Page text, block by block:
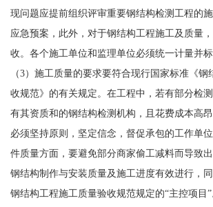
现问题应提前组织评审重要钢结构检测工程的
应急预案，此外，对于钢结构工程施工及质量
收。各个施工单位和监理单位必须统一计量并标
（3）施工质量的要求要符合现行国家标准《
收规范》的有关规定。在工程中，若有部分检
有其资质和的钢结构检测机构，且花费成本高
必须坚持原则，坚定信念，督促承包的工作单
件质量方面，要避免部分商家偷工减料而导致
钢结构制作与安装质量及施工进度有效进行，
钢结构工程施工质量验收规范规定的“主控项目”